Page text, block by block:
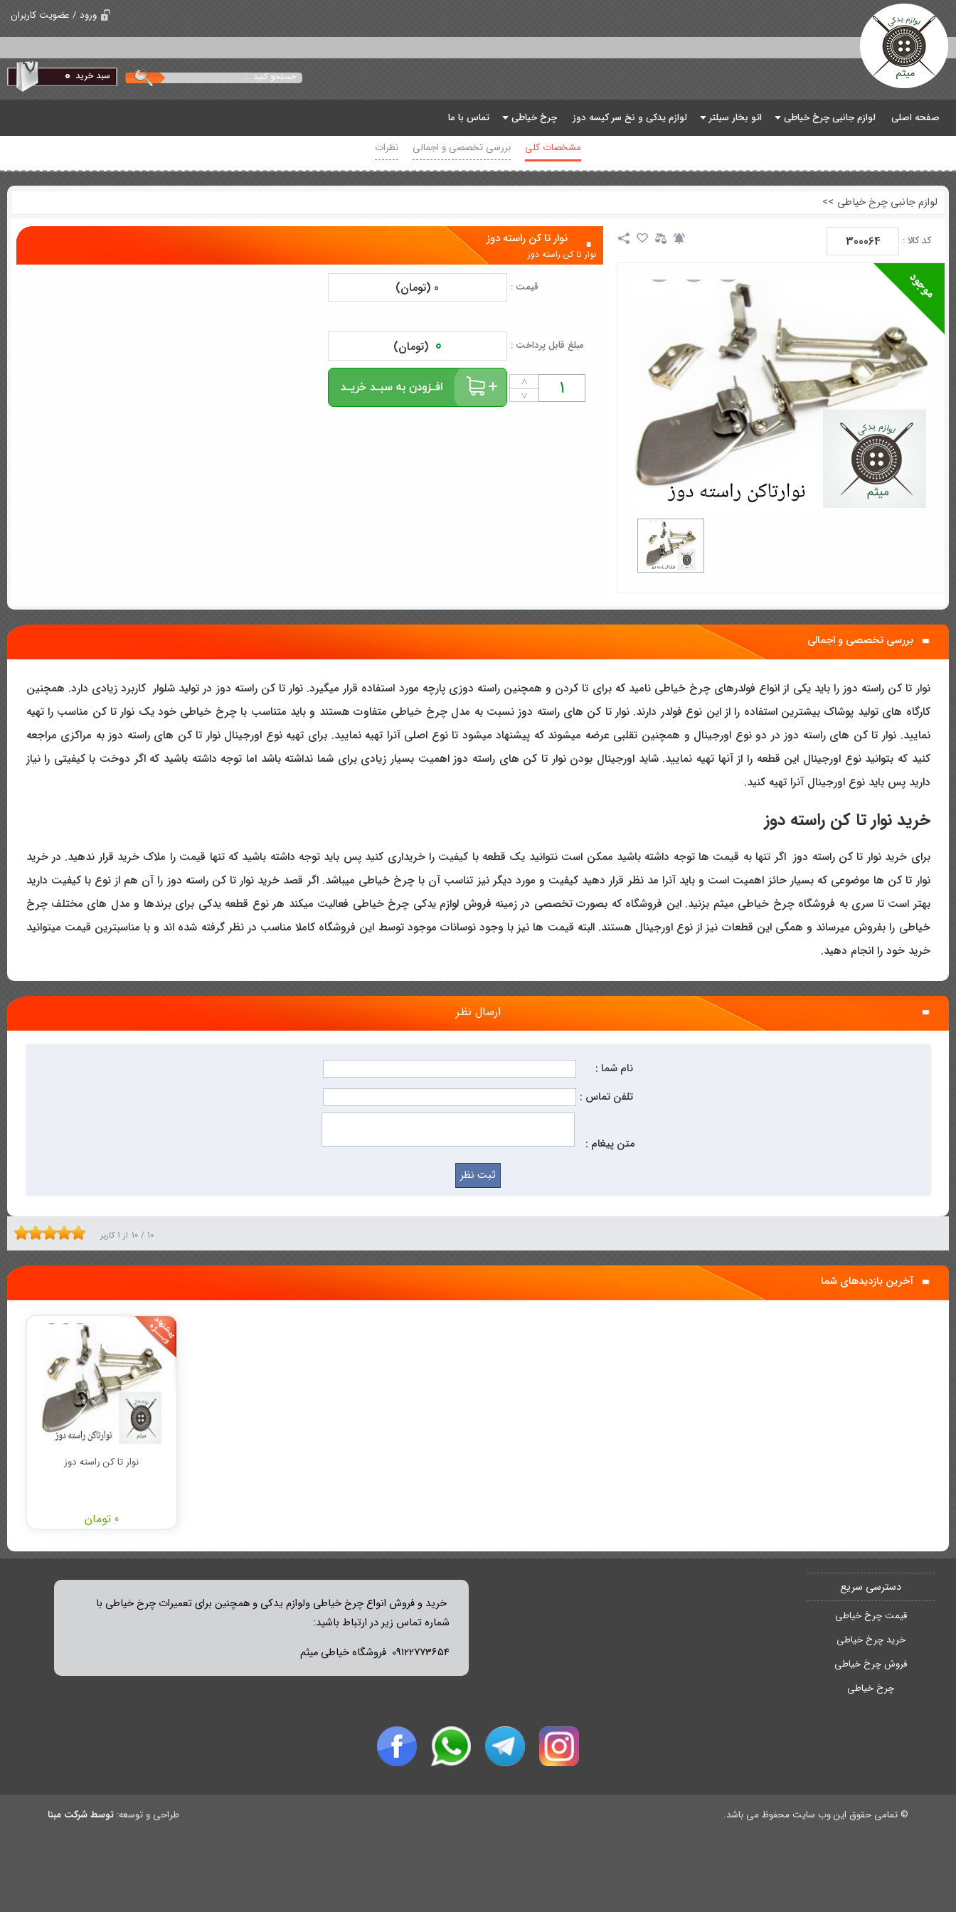
ورود / عضویت کاربران
سبد خرید 0
صفحه اصلی لوازم جانبی چرخ خیاطی اتو بخار سیلتر لوازم یدکی و نخ سر کیسه دوز چرخ خیاطی
تماس با ما
مشخصات کلی
بررسی تخصصی و اجمالی نظرات
لوازم جانبی چرخ خیاطی >>
کد کالا : 300064 نوار تا کن راسته دوز
نوار تا کن راسته دوز
قیمت : 0 (تومان)
مبلغ قابل پرداخت : 0 (تومان)
˄
˅
بررسی تخصصی و اجمالی
نوار تا کن راسته دوز را باید یکی از انواع فولدرهای چرخ خیاطی نامید که برای تا کردن و همچنین راسته دوزی پارچه مورد استفاده قرار میگیرد. نوار تا کن راسته دوز در تولید شلوار کاربرد زیادی دارد. همچنین
کارگاه های تولید پوشاک بیشترین استفاده را از این نوع فولدر دارند. نوار تا کن های راسته دوز نسبت به مدل چرخ خیاطی متفاوت هستند و باید متناسب با چرخ خیاطی خود یک نوار تا کن مناسب را تهیه
نمایید. نوار تا کن های راسته دوز در دو نوع اورجینال و همچنین تقلبی عرضه میشوند که پیشنهاد میشود تا نوع اصلی آنرا تهیه نمایید. برای تهیه نوع اورجینال نوار تا کن های راسته دوز به مراکزی مراجعه
کنید که بتوانید نوع اورجینال این قطعه را از آنها تهیه نمایید. شاید اورجینال بودن نوار تا کن های راسته دوز اهمیت بسیار زیادی برای شما نداشته باشد اما توجه داشته باشید که اگر دوخت با کیفیتی را نیاز
دارید پس باید نوع اورجینال آنرا تهیه کنید.
خرید نوار تا کن راسته دوز
برای خرید نوار تا کن راسته دوز اگر تنها به قیمت ها توجه داشته باشید ممکن است نتوانید یک قطعه با کیفیت را خریداری کنید پس باید توجه داشته باشید که تنها قیمت را ملاک خرید قرار ندهید. در خرید
نوار تا کن ها موضوعی که بسیار حائز اهمیت است و باید آنرا مد نظر قرار دهید کیفیت و مورد دیگر نیز تناسب آن با چرخ خیاطی میباشد. اگر قصد خرید نوار تا کن راسته دوز را آن هم از نوع با کیفیت دارید
بهتر است تا سری به فروشگاه چرخ خیاطی میثم بزنید. این فروشگاه که بصورت تخصصی در زمینه فروش لوازم یدکی چرخ خیاطی فعالیت میکند هر نوع قطعه یدکی برای برندها و مدل های مختلف چرخ
خیاطی را بفروش میرساند و همگی این قطعات نیز از نوع اورجینال هستند. البته قیمت ها نیز با وجود نوسانات موجود توسط این فروشگاه کاملا مناسب در نظر گرفته شده اند و با مناسبترین قیمت میتوانید
خرید خود را انجام دهید.
ارسال نظر
نام شما :
تلفن تماس :
متن پیغام :
10 / 10 از 1 کاربر
آخرین بازدیدهای شما
نوار تا کن راسته دوز
0 تومان
دسترسی سریع
قیمت چرخ خیاطی
خرید چرخ خیاطی
فروش چرخ خیاطی
چرخ خیاطی
خرید و فروش انواع چرخ خیاطی ولوازم یدکی و همچنین برای تعمیرات چرخ خیاطی با
شماره تماس زیر در ارتباط باشید:
09122773654 فروشگاه خیاطی میثم
© تمامی حقوق این وب سایت محفوظ می باشد. طراحی و توسعه: توسط شرکت مبنا